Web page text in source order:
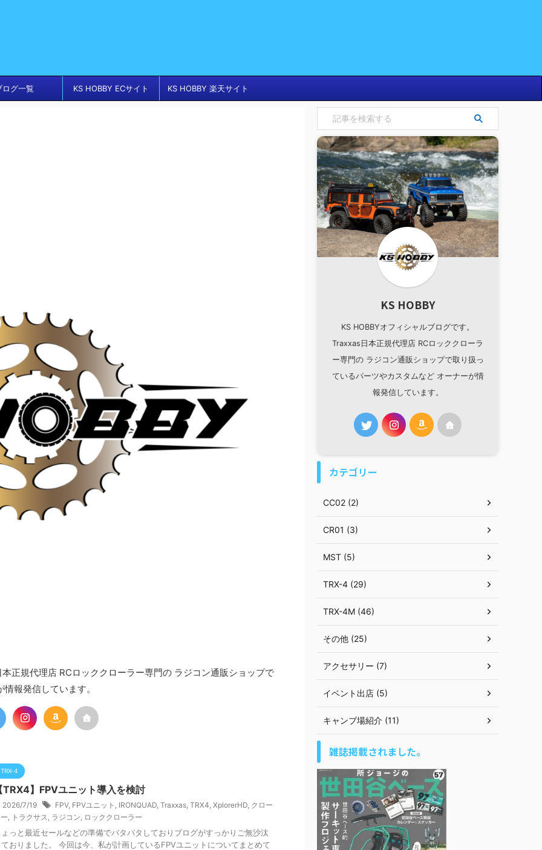
ログ一覧 KS HOBBY ECサイト KS HOBBY 楽天サイト
正規代理店 RCロッククローラー専門の ラジコン通販ショップで
報発信しています。
TRX-4
TRX4】FPVユニット導入を検討
2026/7/19 FPV, FPVユニット IRONQUAD Traxxas TRX4 XplorerHD クロー
トラクサス ラジコン ロッククローラー
っと最近セールなどの準備でバタバタしておりブログがすっかりご無沙汰
おりました。 今回は今、私が計画しているFPVユニットについてまとめて
KS HOBBY
KS HOBBYオフィシャルブログです。
Traxxas日本正規代理店 RCロッククローラ
ー専門の ラジコン通販ショップで取り扱っ
ているパーツやカスタムなど オーナーが情
報発信しています。
カテゴリー
CC02 (2)
CR01 (3)
MST (5)
TRX-4 (29)
TRX-4M (46)
その他 (25)
アクセサリー (7)
イベント出店 (5)
キャンブ場紹介 (11)
雑誌掲載されました。